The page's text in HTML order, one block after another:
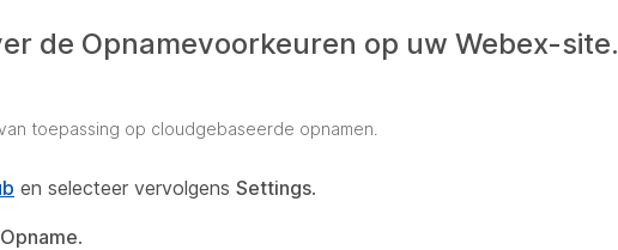
de Opnamevoorkeuren op uw Webex-site.
toepassing op cloudgebaseerde opnamen.
en selecteer vervolgens Settings.
Opname.